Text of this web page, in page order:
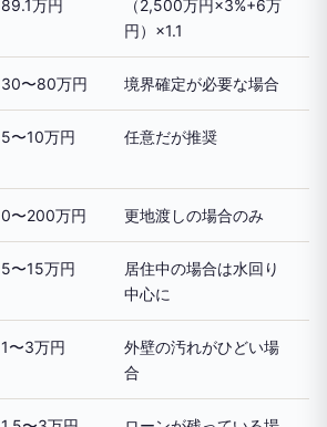
89.1万円
（2,500万円×3%+6万
円）×1.1
30〜80万円 境界確定が必要な場合
5〜10万円 任意だが推奨
0〜200万円 更地渡しの場合のみ
5〜15万円
居住中の場合は水回り
中心に
1〜3万円
外壁の汚れがひどい場
合